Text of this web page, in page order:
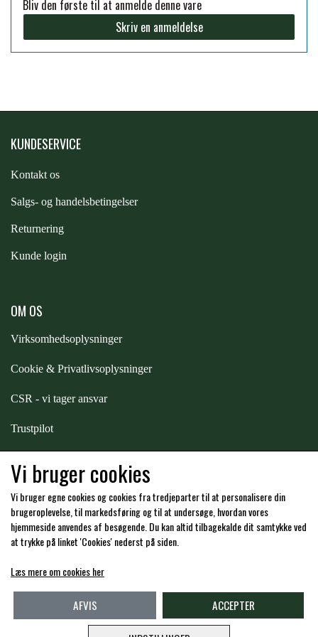
PREMIER EQUINE KØLETERAPI
LIKIT
STUD MUFFIN
TKO
WAHLSTEN
WALSH
Bliv den første til at anmelde denne vare
Skriv en anmeldelse
KUNDESERVICE
Kontakt os
Salgs- og handelsbetingelser
Returnering
Kunde login
OM OS
Virksomhedsoplysninger
Cookie & Privatlivsoplysninger
CSR - vi tager ansvar
Trustpilot
Hos os kan du betale med:
Vi bruger cookies
Vi bruger egne cookies og cookies fra tredjeparter til at personalisere din
brugeroplevelse, til markedsføring og til at undersøge, hvordan vores
hjemmeside anvendes af besøgende. Du kan altid tilbagekalde dit samtykke ved
at trykke på linket 'Cookies' nederst på siden.
Læs mere om cookies her
AFVIS ACCEPTER